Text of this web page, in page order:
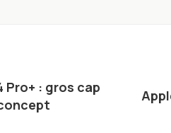
en ligne. Mon
me permet de
nous réserve.
Pro+ : gros cap